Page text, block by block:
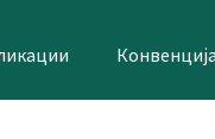
Конвенција